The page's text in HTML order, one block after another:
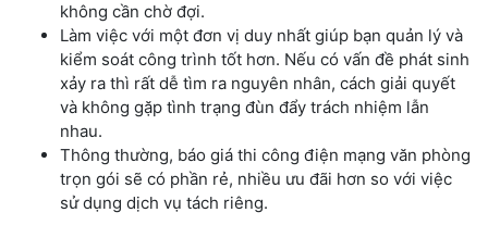
không cần chờ đợi.
Làm việc với một đơn vị duy nhất giúp bạn quản lý và
kiểm soát công trình tốt hơn. Nếu có vấn đề phát sinh
xảy ra thì rất dễ tìm ra nguyên nhân, cách giải quyết
và không gặp tình trạng đùn đẩy trách nhiệm lẫn
nhau.
Thông thường, báo giá thi công điện mạng văn phòng
trọn gói sẽ có phần rẻ, nhiều ưu đãi hơn so với việc
sử dụng dịch vụ tách riêng.